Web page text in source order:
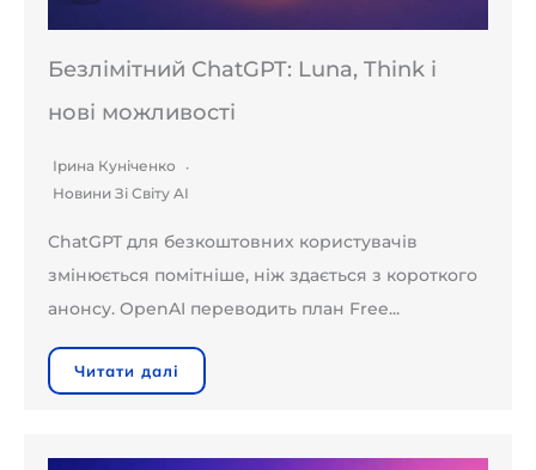
Безлімітний ChatGPT: Luna, Think і
нові можливості
Ірина Куніченко
Новини Зі Світу AI
ChatGPT для безкоштовних користувачів
змінюється помітніше, ніж здається з короткого
анонсу. OpenAI переводить план Free...
Читати далі